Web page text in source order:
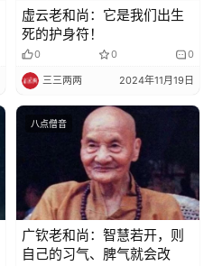
虚云老和尚：它是我们出生
死的护身符！
0 0 0
三三两两 2024年11月19日
八点僧音
广钦老和尚：智慧若开，则
自己的习气、脾气就会改